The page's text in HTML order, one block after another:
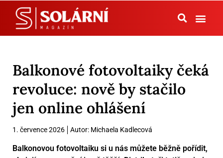
Balkonové fotovoltaiky čeká
revoluce: nově by stačilo
jen online ohlášení
1. července 2026 Autor: Michaela Kadlecová
Balkonovou fotovoltaiku si u nás můžete běžně pořídit,